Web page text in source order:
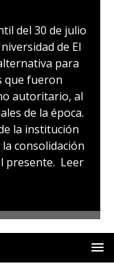
de
con medidas
pero
cambiar en la
que se realizará
es, según su
del régimen de
prueba
señala
Leer más